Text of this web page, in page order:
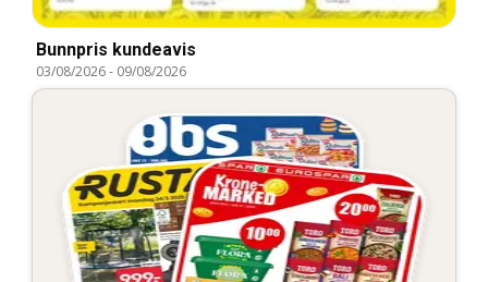
Bunnpris kundeavis
03/08/2026- 09/08/2026